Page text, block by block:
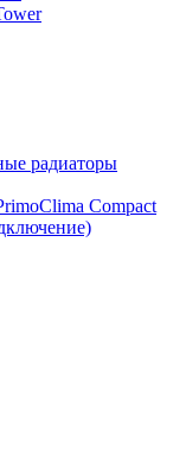
радиаторы
Compact